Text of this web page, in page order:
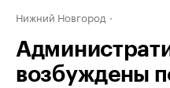
Нижний Новгород
возбуждены